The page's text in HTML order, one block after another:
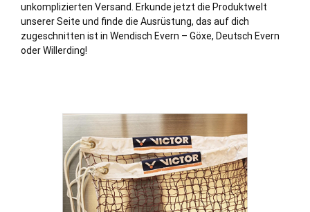
unkomplizierten Versand. Erkunde jetzt die Produktwelt
unserer Seite und finde die Ausrüstung, das auf dich
zugeschnitten ist in Wendisch Evern – Göxe, Deutsch Evern
oder Willerding!